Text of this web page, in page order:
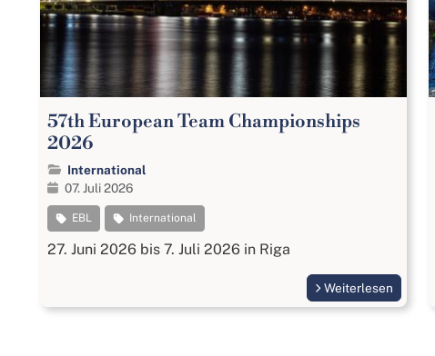
57th European Team Championships
2026
International
07. Juli 2026
EBL International
27. Juni 2026 bis 7. Juli 2026 in Riga
Weiterlesen